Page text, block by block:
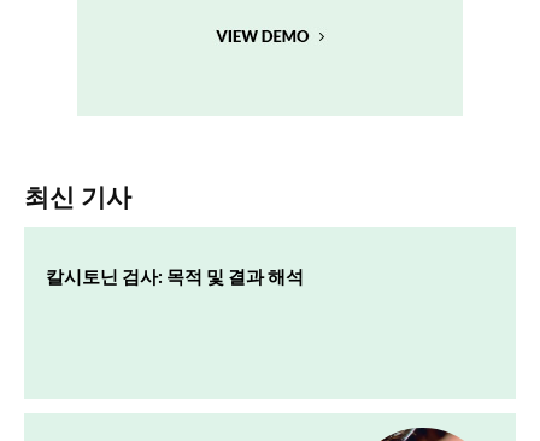
최신 기사
칼시토닌 검사: 목적 및 결과 해석